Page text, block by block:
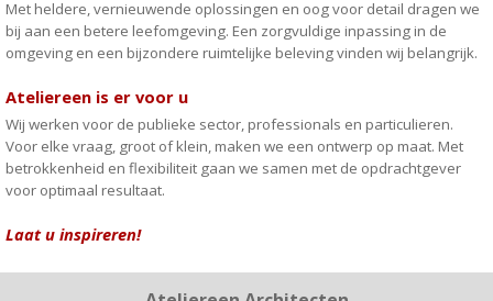
Met heldere, vernieuwende oplossingen en oog voor detail dragen we
bij aan een betere leefomgeving. Een zorgvuldige inpassing in de
omgeving en een bijzondere ruimtelijke beleving vinden wij belangrijk.
Ateliereen is er voor u
Wij werken voor de publieke sector, professionals en particulieren.
Voor elke vraag, groot of klein, maken we een ontwerp op maat. Met
betrokkenheid en flexibiliteit gaan we samen met de opdrachtgever
voor optimaal resultaat.
Laat u inspireren!